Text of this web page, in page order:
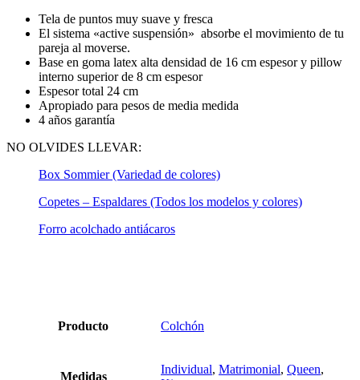
Tela de puntos muy suave y fresca
El sistema «active suspensión» absorbe el movimiento de tu
pareja al moverse.
Base en goma latex alta densidad de 16 cm espesor y pillow
interno superior de 8 cm espesor
Espesor total 24 cm
Apropiado para pesos de media medida
4 años garantía
NO OLVIDES LLEVAR:
Box Sommier (Variedad de colores)
Copetes – Espaldares (Todos los modelos y colores)
Forro acolchado antiácaros
Producto Colchón
Medidas
Individual, Matrimonial, Queen,